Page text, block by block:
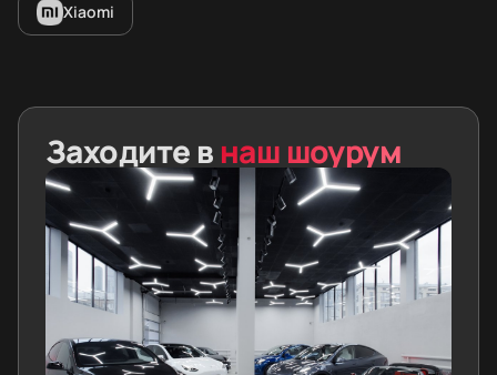
Xiaomi
Заходите в наш шоурум